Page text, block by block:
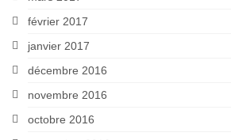
février 2017
janvier 2017
décembre 2016
novembre 2016
octobre 2016